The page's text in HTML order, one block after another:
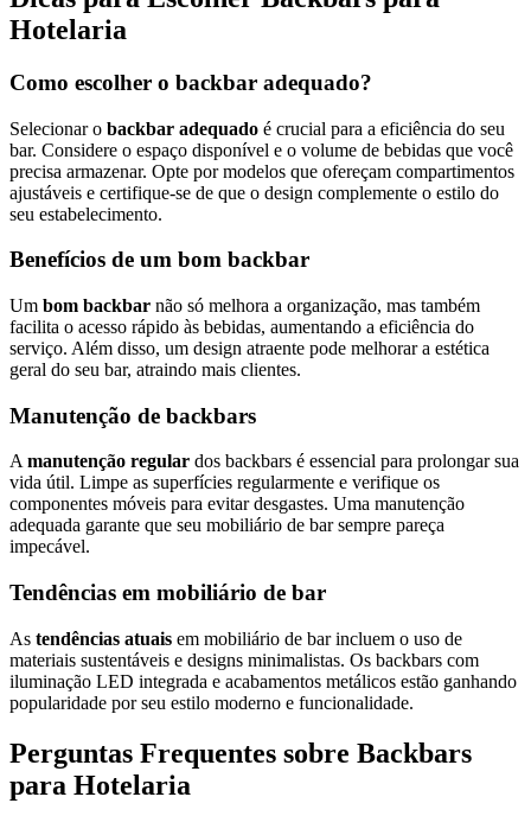
Hotelaria
Como escolher o backbar adequado?
Selecionar o backbar adequado é crucial para a eficiência do seu
bar. Considere o espaço disponível e o volume de bebidas que você
precisa armazenar. Opte por modelos que ofereçam compartimentos
ajustáveis e certifique-se de que o design complemente o estilo do
seu estabelecimento.
Benefícios de um bom backbar
Um bom backbar não só melhora a organização, mas também
facilita o acesso rápido às bebidas, aumentando a eficiência do
serviço. Além disso, um design atraente pode melhorar a estética
geral do seu bar, atraindo mais clientes.
Manutenção de backbars
Amanutenção regular dos backbars é essencial para prolongar sua
vida útil. Limpe as superfícies regularmente e verifique os
componentes móveis para evitar desgastes. Uma manutenção
adequada garante que seu mobiliário de bar sempre pareça
impecável.
Tendências em mobiliário de bar
As tendências atuais em mobiliário de bar incluem o uso de
materiais sustentáveis e designs minimalistas. Os backbars com
iluminação LED integrada e acabamentos metálicos estão ganhando
popularidade por seu estilo moderno e funcionalidade.
Perguntas Frequentes sobre Backbars
para Hotelaria